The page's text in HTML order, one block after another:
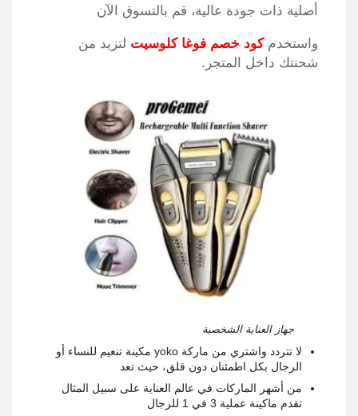
أصلية ذات جودة عالية، قم بالتسوق الآن
واستخدمكود خصم فوغا كلوسيت لتزيد من
شحنتك داخل المتجر.
جهاز العناية الشخصية
لا تتردد واشتري من ماركة yoko مكينة تنعيم للنساء أو
الرجال بكل اطمئنان دون قلق، حيث تعد
من أشهر الماركات في عالم العناية على سبيل المثال
تقدم ماكينة عملية 3 في 1 للرجال